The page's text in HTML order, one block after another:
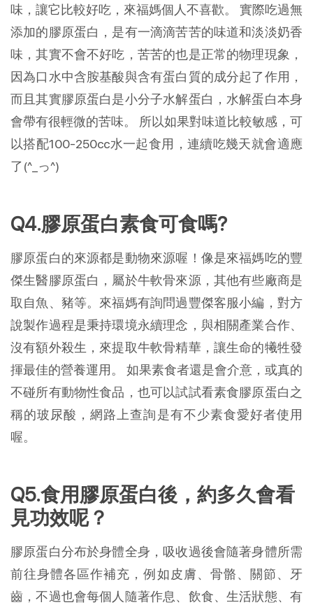
味，讓它比較好吃，來福媽個人不喜歡。 實際吃過無
添加的膠原蛋白，是有一滴滴苦苦的味道和淡淡奶香
味，其實不會不好吃，苦苦的也是正常的物理現象，
因為口水中含胺基酸與含有蛋白質的成分起了作用，
而且其實膠原蛋白是小分子水解蛋白，水解蛋白本身
會帶有很輕微的苦味。 所以如果對味道比較敏感，可
以搭配100-250cc水一起食用，連續吃幾天就會適應
了(^_っ^)
Q4.膠原蛋白素食可食嗎?
膠原蛋白的來源都是動物來源喔！像是來福媽吃的豐
傑生醫膠原蛋白，屬於牛軟骨來源，其他有些廠商是
取自魚、豬等。來福媽有詢問過豐傑客服小編，對方
說製作過程是秉持環境永續理念，與相關產業合作、
沒有額外殺生，來提取牛軟骨精華，讓生命的犧牲發
揮最佳的營養運用。 如果素食者還是會介意，或真的
不碰所有動物性食品，也可以試試看素食膠原蛋白之
稱的玻尿酸，網路上查詢是有不少素食愛好者使用
喔。
Q5.食用膠原蛋白後，約多久會看
見功效呢？
膠原蛋白分布於身體全身，吸收過後會隨著身體所需
前往身體各區作補充，例如皮膚、骨骼、關節、牙
齒，不過也會每個人隨著作息、飲食、生活狀態、有